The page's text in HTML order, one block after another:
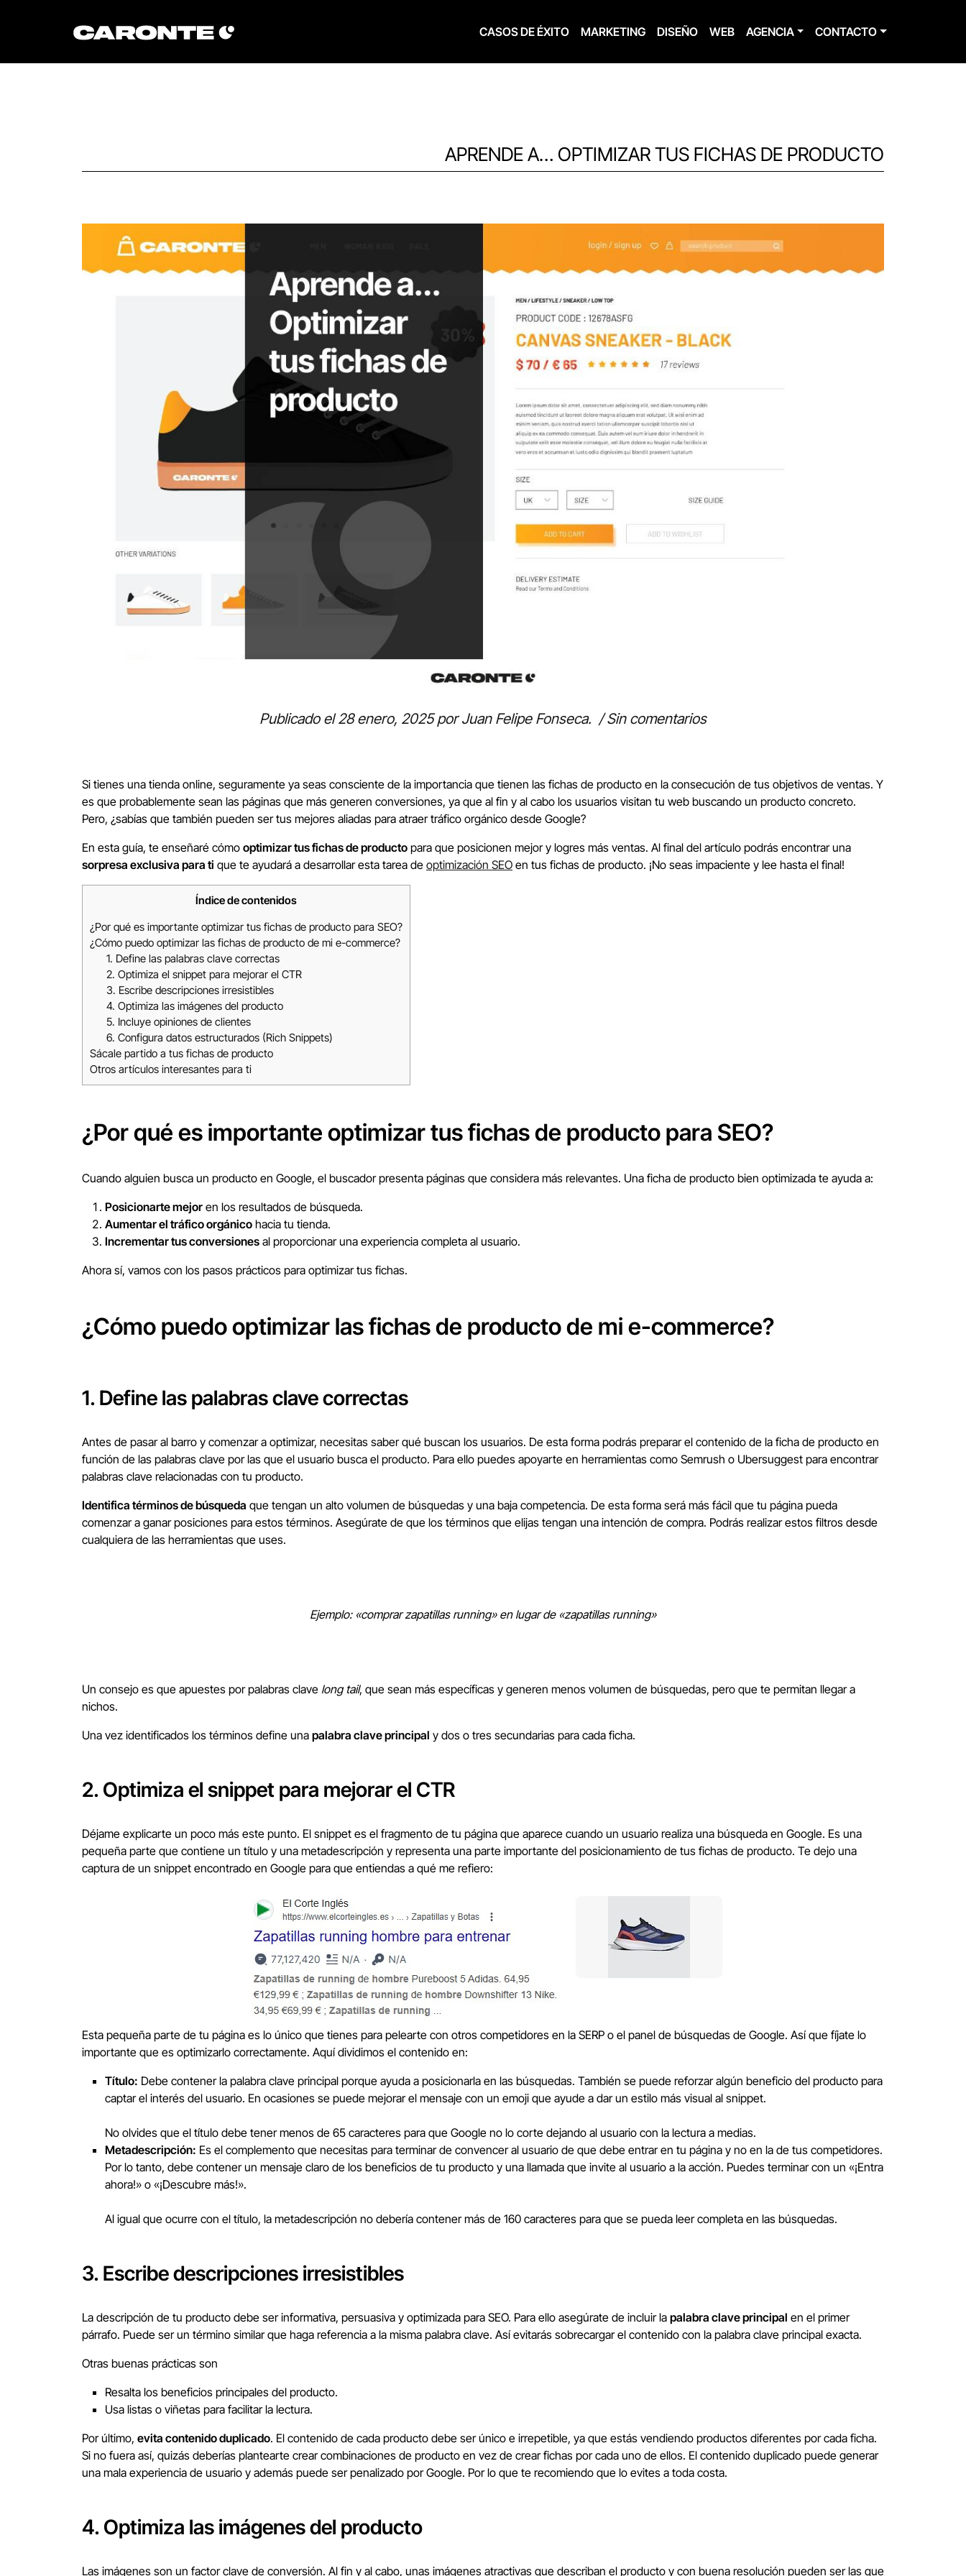
CASOS DE ÉXITO MARKETING DISEÑO WEB AGENCIA CONTACTO
APRENDE A… OPTIMIZAR TUS FICHAS DE PRODUCTO
Publicado el28 enero, 2025porJuan Felipe Fonseca. /Sin comentarios
Si tienes una tienda online, seguramente ya seas consciente de la importancia que tienen las fichas de producto en la consecución de tus objetivos de ventas. Y
es que probablemente sean las páginas que más generen conversiones, ya que al fin y al cabo los usuarios visitan tu web buscando un producto concreto.
Pero, ¿sabías que también pueden ser tus mejores aliadas para atraer tráfico orgánico desde Google?
En esta guía, te enseñaré cómo optimizar tus fichas de producto para que posicionen mejor y logres más ventas. Al final del artículo podrás encontrar una
sorpresa exclusiva para ti que te ayudará a desarrollar esta tarea de optimización SEO en tus fichas de producto. ¡No seas impaciente y lee hasta el final!
Índice de contenidos
¿Por qué es importante optimizar tus fichas de producto para SEO?
¿Cómo puedo optimizar las fichas de producto de mi e-commerce?
1. Define las palabras clave correctas
2. Optimiza el snippet para mejorar el CTR
3. Escribe descripciones irresistibles
4. Optimiza las imágenes del producto
5. Incluye opiniones de clientes
6. Configura datos estructurados (Rich Snippets)
Sácale partido a tus fichas de producto
Otros artículos interesantes para ti
¿Por qué es importante optimizar tus fichas de producto para SEO?
Cuando alguien busca un producto en Google, el buscador presenta páginas que considera más relevantes. Una ficha de producto bien optimizada te ayuda a:
Posicionarte mejor en los resultados de búsqueda.
Aumentar el tráfico orgánico hacia tu tienda.
Incrementar tus conversiones al proporcionar una experiencia completa al usuario.
Ahora sí, vamos con los pasos prácticos para optimizar tus fichas.
¿Cómo puedo optimizar las fichas de producto de mi e-commerce?
1. Define las palabras clave correctas
Antes de pasar al barro y comenzar a optimizar, necesitas saber qué buscan los usuarios. De esta forma podrás preparar el contenido de la ficha de producto en
función de las palabras clave por las que el usuario busca el producto. Para ello puedes apoyarte en herramientas como Semrush o Ubersuggest para encontrar
palabras clave relacionadas con tu producto.
Identifica términos de búsqueda que tengan un alto volumen de búsquedas y una baja competencia. De esta forma será más fácil que tu página pueda
comenzar a ganar posiciones para estos términos. Asegúrate de que los términos que elijas tengan una intención de compra. Podrás realizar estos filtros desde
cualquiera de las herramientas que uses.
Ejemplo: «comprar zapatillas running» en lugar de «zapatillas running»
Un consejo es que apuestes por palabras clave long tail, que sean más específicas y generen menos volumen de búsquedas, pero que te permitan llegar a
nichos.
Una vez identificados los términos define una palabra clave principal y dos o tres secundarias para cada ficha.
2. Optimiza el snippet para mejorar el CTR
Déjame explicarte un poco más este punto. El snippet es el fragmento de tu página que aparece cuando un usuario realiza una búsqueda en Google. Es una
pequeña parte que contiene un título y una metadescripción y representa una parte importante del posicionamiento de tus fichas de producto. Te dejo una
captura de un snippet encontrado en Google para que entiendas a qué me refiero:
Esta pequeña parte de tu página es lo único que tienes para pelearte con otros competidores en la SERP o el panel de búsquedas de Google. Así que fíjate lo
importante que es optimizarlo correctamente. Aquí dividimos el contenido en:
Título: Debe contener la palabra clave principal porque ayuda a posicionarla en las búsquedas. También se puede reforzar algún beneficio del producto para
captar el interés del usuario. En ocasiones se puede mejorar el mensaje con un emoji que ayude a dar un estilo más visual al snippet.
No olvides que el título debe tener menos de 65 caracteres para que Google no lo corte dejando al usuario con la lectura a medias.
Metadescripción: Es el complemento que necesitas para terminar de convencer al usuario de que debe entrar en tu página y no en la de tus competidores.
Por lo tanto, debe contener un mensaje claro de los beneficios de tu producto y una llamada que invite al usuario a la acción. Puedes terminar con un «¡Entra
ahora!» o «¡Descubre más!».
Al igual que ocurre con el título, la metadescripción no debería contener más de 160 caracteres para que se pueda leer completa en las búsquedas.
3. Escribe descripciones irresistibles
La descripción de tu producto debe ser informativa, persuasiva y optimizada para SEO. Para ello asegúrate de incluir la palabra clave principal en el primer
párrafo. Puede ser un término similar que haga referencia a la misma palabra clave. Así evitarás sobrecargar el contenido con la palabra clave principal exacta.
Otras buenas prácticas son
Resalta los beneficios principales del producto.
Usa listas o viñetas para facilitar la lectura.
Por último, evita contenido duplicado. El contenido de cada producto debe ser único e irrepetible, ya que estás vendiendo productos diferentes por cada ficha.
Si no fuera así, quizás deberías plantearte crear combinaciones de producto en vez de crear fichas por cada uno de ellos. El contenido duplicado puede generar
una mala experiencia de usuario y además puede ser penalizado por Google. Por lo que te recomiendo que lo evites a toda costa.
4. Optimiza las imágenes del producto
Las imágenes son un factor clave de conversión. Al fin y al cabo, unas imágenes atractivas que describan el producto y con buena resolución pueden ser las que